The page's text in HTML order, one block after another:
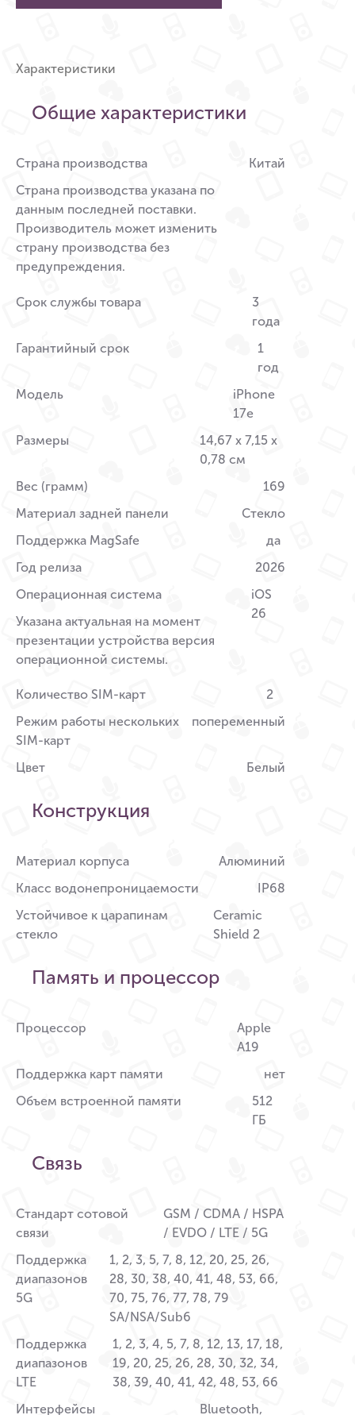
Характеристики
Общие характеристики
Страна производства
Страна производства указана по
данным последней поставки.
Производитель может изменить
страну производства без
предупреждения.
Китай
Срок службы товара
3
года
Гарантийный срок
1
год
Модель
iPhone
17e
Размеры
14,67 x 7,15 x
0,78 см
Вес (грамм)
169
Материал задней панели
Стекло
Поддержка MagSafe
да
Год релиза
2026
Операционная система
Указана актуальная на момент
презентации устройства версия
операционной системы.
iOS
26
Количество SIM-карт
2
Режим работы нескольких
SIM-карт
попеременный
Цвет Белый
Конструкция
Материал корпуса
Алюминий
Класс водонепроницаемости
IP68
Устойчивое к царапинам
стекло
Ceramic
Shield 2
Память и процессор
Процессор
Apple
A19
Поддержка карт памяти
нет
Объем встроенной памяти
512
ГБ
Связь
Стандарт сотовой
связи
GSM / CDMA / HSPA
/ EVDO / LTE / 5G
Поддержка
диапазонов
5G
1, 2, 3, 5, 7, 8, 12, 20, 25, 26,
28, 30, 38, 40, 41, 48, 53, 66,
70, 75, 76, 77, 78, 79
SA/NSA/Sub6
Поддержка
диапазонов
LTE
1, 2, 3, 4, 5, 7, 8, 12, 13, 17, 18,
19, 20, 25, 26, 28, 30, 32, 34,
38, 39, 40, 41, 42, 48, 53, 66
Интерфейсы
Bluetooth,